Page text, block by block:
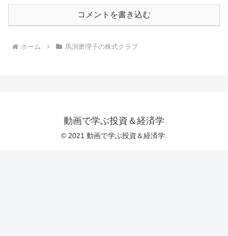
コメントを書き込む
ホーム 馬渕磨理子の株式クラブ
動画で学ぶ投資＆経済学
© 2021 動画で学ぶ投資＆経済学.